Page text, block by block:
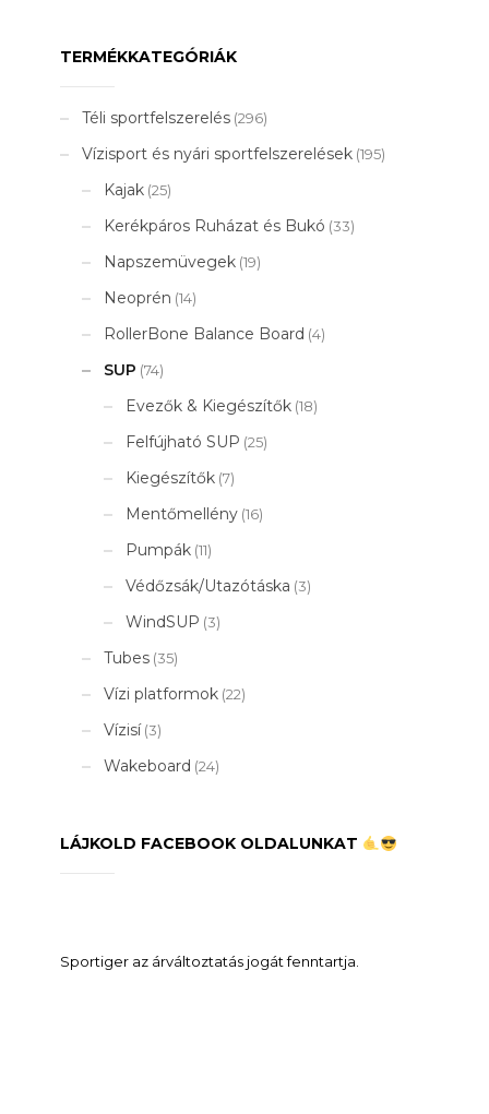
TERMÉKKATEGÓRIÁK
Téli sportfelszerelés (296)
Vízisport és nyári sportfelszerelések (195)
Kajak (25)
Kerékpáros Ruházat és Bukó (33)
Napszemüvegek (19)
Neoprén (14)
RollerBone Balance Board (4)
SUP (74)
Evezők & Kiegészítők (18)
Felfújható SUP (25)
Kiegészítők (7)
Mentőmellény (16)
Pumpák (11)
Védőzsák/Utazótáska (3)
WindSUP (3)
Tubes (35)
Vízi platformok (22)
Vízisí (3)
Wakeboard (24)
LÁJKOLD FACEBOOK OLDALUNKAT
Sportiger az árváltoztatás jogát fenntartja.